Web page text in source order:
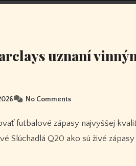
uznaní
No Comments
Slúchadlá Q20 ako sú živé